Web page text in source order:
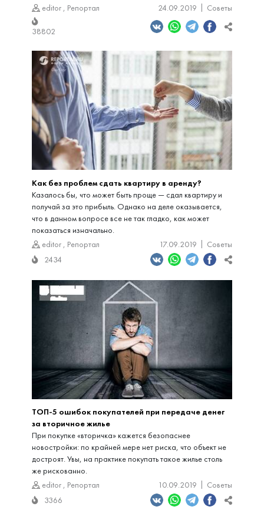
editor , Репортал 24.09.2019 Советы
38802
Как без проблем сдать квартиру в аренду?
Казалось бы, что может быть проще — сдал квартиру и
получай за это прибыль. Однако на деле оказывается,
что в данном вопросе все не так гладко, как может
показаться изначально.
editor , Репортал 17.09.2019
Советы
2434
ТОП-5 ошибок покупателей при передаче денег
за вторичное жилье
При покупке «вторичка» кажется безопаснее
новостройки: по крайней мере нет риска, что объект не
достроят. Увы, на практике покупать такое жилье столь
же рискованно.
editor , Репортал 10.09.2019
Советы
3366